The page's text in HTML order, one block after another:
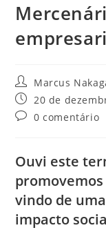
Marcus
20 de
0 comentário
Ouvi este
promovemos
vindo de
impacto